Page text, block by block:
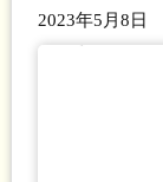
2023年5月8日